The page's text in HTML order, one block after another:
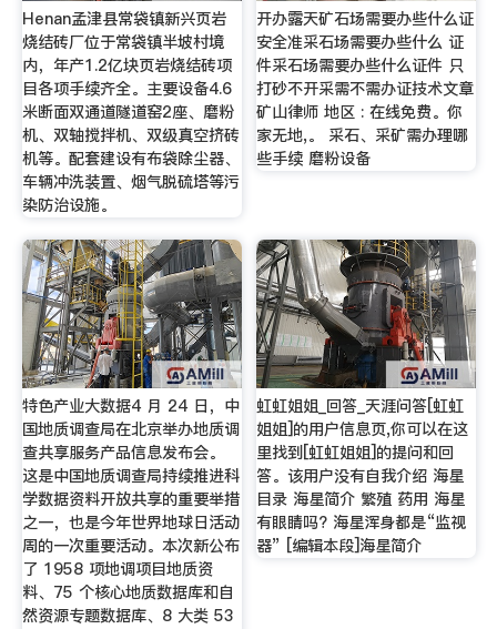
Henan孟津县常袋镇新兴页岩
烧结砖厂位于常袋镇半坡村境
内，年产1.2亿块页岩烧结砖项
目各项手续齐全。主要设备4.6
米断面双通道隧道窑2座、磨粉
机、双轴搅拌机、双级真空挤砖
机等。配套建设有布袋除尘器、
车辆冲洗装置、烟气脱硫塔等污
染防治设施。
开办露天矿石场需要办些什么证
安全准采石场需要办些什么 证
件采石场需要办些什么证件 只
打砂不开采需不需办证技术文章
矿山律师 地区 : 在线免费。你
家无地,。 采石、采矿需办理哪
些手续 磨粉设备
特色产业大数据4 月 24 日，中
国地质调查局在北京举办地质调
查共享服务产品信息发布会。
这是中国地质调查局持续推进科
学数据资料开放共享的重要举措
之一，也是今年世界地球日活动
周的一次重要活动。本次新公布
了 1958 项地调项目地质资
料、75 个核心地质数据库和自
然资源专题数据库、8 大类 53
虹虹姐姐_回答_天涯问答[虹虹
姐姐]的用户信息页,你可以在这
里找到[虹虹姐姐]的提问和回
答。该用户没有自我介绍 海星
目录 海星简介 繁殖 药用 海星
有眼睛吗? 海星浑身都是“监视
器” [编辑本段]海星简介